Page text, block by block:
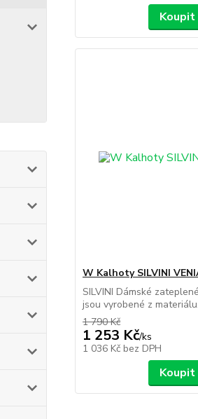
Koupit
W Kalhoty SILVINI
SILVINI Dámské
jsou vyrobené z
1 790 Kč
1 253 Kč/ks
1 036 Kč bez DPH
Koupit